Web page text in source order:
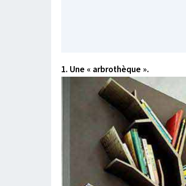
1. Une « arbrothèque ».